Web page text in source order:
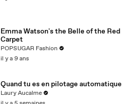
Emma Watson's the Belle of the Red
Carpet
POPSUGAR Fashion
il y a 9 ans
Quand tu es en pilotage automatique
Laury Aucalme